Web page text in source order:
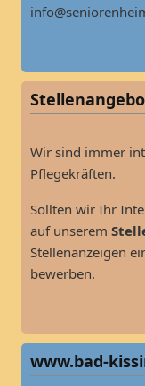
Wir sind immer
Pflegekräften.
Sollten wir Ihr
auf unserem
Stellenanzeigen
bewerben.
www.bad-